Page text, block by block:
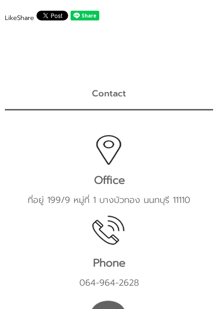
LikeShare
Contact
Office
ที่อยู่ 199/9 หมู่ที่ 1 บางบัวทอง นนทบุรี 11110
Phone
064-964-2628